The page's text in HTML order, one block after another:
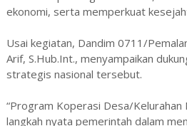
ekonomi, serta memperkuat
Usai kegiatan, Dandim 0711/
Arif, S.Hub.Int., menyampaikan
strategis nasional tersebut.
“Program Koperasi Desa/Kelurahan
langkah nyata pemerintah dalam